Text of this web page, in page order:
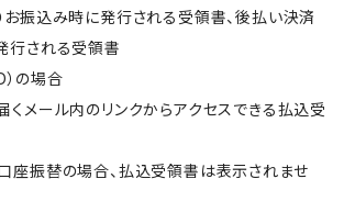
お振込み時に発行される受領書、後払い決済
行される受領書
の場合
くメール内のリンクからアクセスできる払込受
座振替の場合、払込受領書は表示されませ